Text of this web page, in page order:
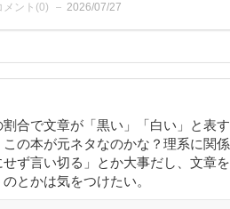
メント(0) 2026/07/27
合で文章が「黒い」「白い」と表
この本が元ネタなのかな？理系に関
ず言い切る」とか大事だし、文章
とかは気をつけたい。